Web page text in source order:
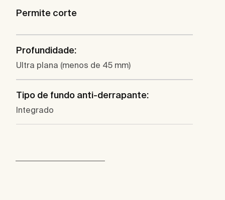
Permite corte
Profundidade:
Ultra plana (menos de 45 mm)
Tipo de fundo anti-derrapante:
Integrado